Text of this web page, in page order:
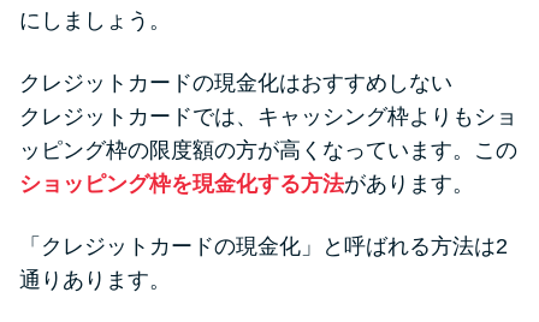
にしましょう。
クレジットカードの現金化はおすすめしない
クレジットカードでは、キャッシング枠よりもショ
ッピング枠の限度額の方が高くなっています。この
ショッピング枠を現金化する方法があります。
「クレジットカードの現金化」と呼ばれる方法は2
通りあります。